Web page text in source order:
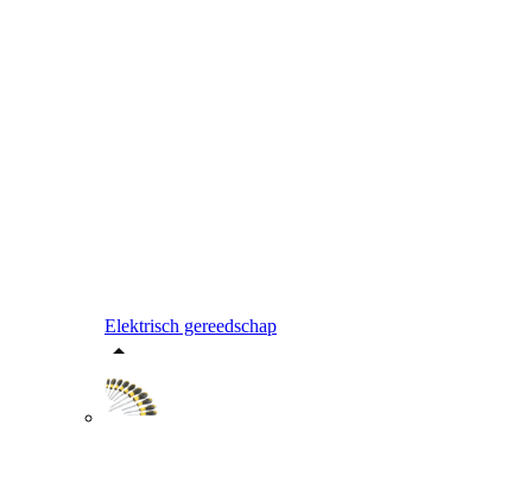
Elektrisch gereedschap